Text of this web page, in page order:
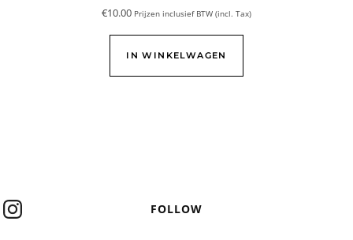
€10.00 Prijzen inclusief BTW (incl. Tax)
IN WINKELWAGEN
FOLLOW